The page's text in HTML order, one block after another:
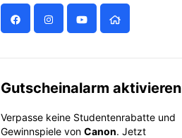
Gutscheinalarm aktivieren
Verpasse keine Studentenrabatte und
Gewinnspiele von Canon. Jetzt